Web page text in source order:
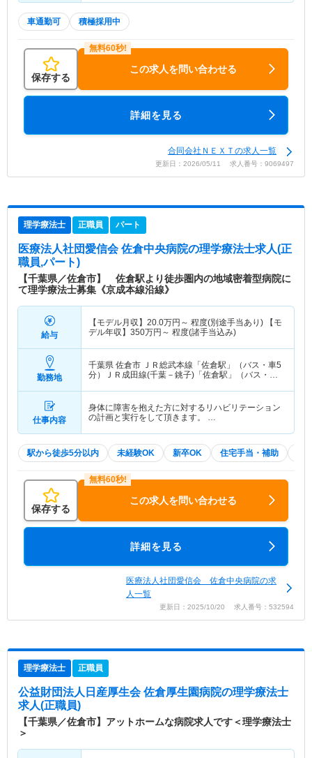
車通勤可 積極採用中
保存する
この求人を問い合わせる
詳細を見る
合同会社ＮＥＸＴの求人一覧
更新日：2026/05/11 求人番号：9069497
理学療法士 正職員 パート
医療法人社団愛信会 佐倉中央病院の理学療法士求人(正
職員,パート)
【千葉県／佐倉市】 佐倉駅より徒歩圏内の地域密着型病院に
て理学療法士募集《京成本線沿線》
給与
【モデル月収】 20.0万円～ 程度(別途手当あり) 【モ
デル年収】 350万円～ 程度(諸手当込み)
勤務地
千葉県 佐倉市 ＪＲ総武本線「佐倉駅」（バス・車5
分）ＪＲ成田線(千葉－銚子)「佐倉駅」（バス・車5
仕事内容
身体に障害を抱えた方に対するリハビリテーション
の計画と実行をして頂きます。 …
駅から徒歩5分以内 未経験OK 新卒OK 住宅手当・補助
保存する
この求人を問い合わせる
詳細を見る
医療法人社団愛信会 佐倉中央病院の求
人一覧
更新日：2025/10/20 求人番号：532594
理学療法士 正職員
公益財団法人日産厚生会 佐倉厚生園病院の理学療法士
求人(正職員)
【千葉県／佐倉市】アットホームな病院求人です＜理学療法士
＞